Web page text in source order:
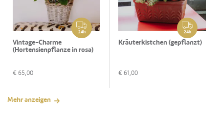
24h
Vintage-Charme
(Hortensienpflanze in rosa)
€ 65,00
24h
Kräuterkistchen (gepflanzt)
€ 61,00
Mehr anzeigen